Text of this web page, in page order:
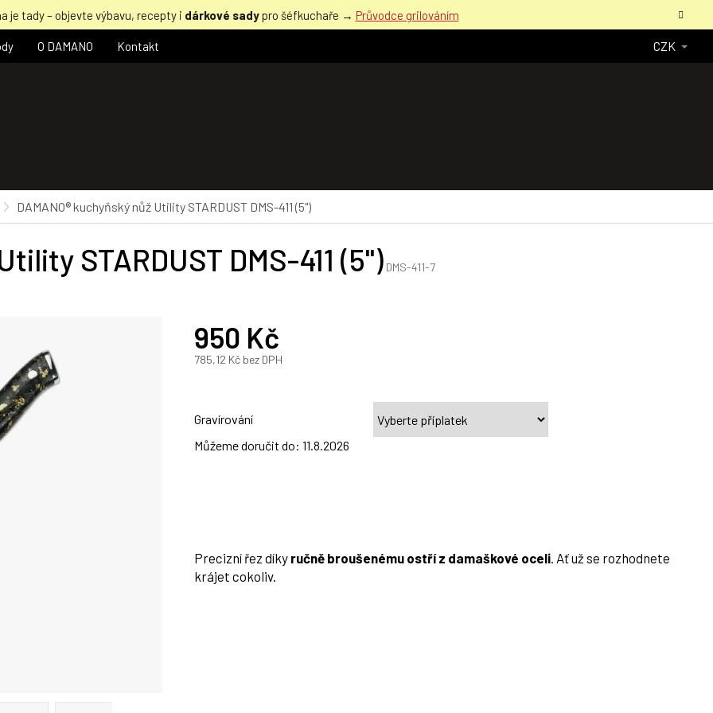
je tady – objevte výbavu, recepty i dárkové sadypro šéfkuchaře → Průvodce grilováním
O DAMANO Kontakt CZK
DAMANO® kuchyňský nůž Utility STARDUST DMS-411 (5")
STARDUST DMS-411 (5") DMS-411-7
950 Kč
785,12 Kč bez DPH
Gravírování
Můžeme doručit do: 11.8.2026
Precizní řez díky ručně broušenému ostří z damaškové oceli. Ať už se rozhodnete
krájet cokoliv.